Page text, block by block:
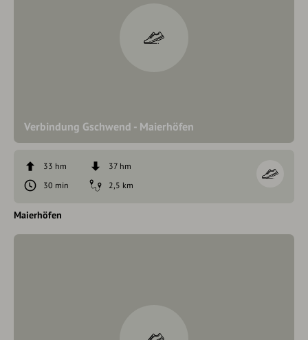
Verbindung Gschwend - Maierhöfen
33 hm
37 hm
30 min
2,5 km
Maierhöfen